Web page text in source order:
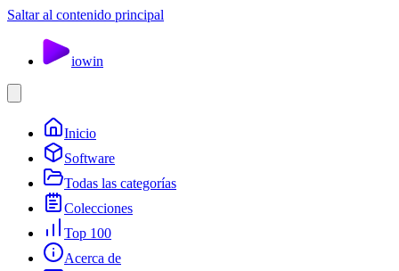
Saltar al contenido principal
iowin
Inicio
Software
Todas las categorías
Colecciones
Top 100
Acerca de